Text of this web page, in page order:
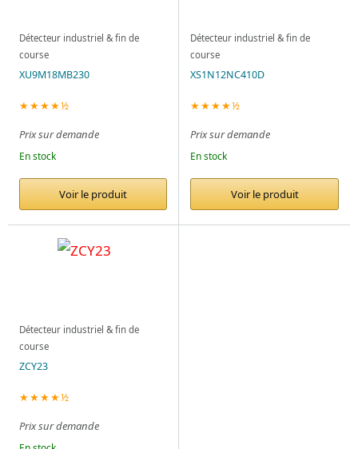
Détecteur industriel & fin de
course
XU9M18MB230
★★★★½
Prix sur demande
En stock
Voir le produit
Détecteur industriel & fin de
course
XS1N12NC410D
★★★★½
Prix sur demande
En stock
Voir le produit
Détecteur industriel & fin de
course
ZCY23
★★★★½
Prix sur demande